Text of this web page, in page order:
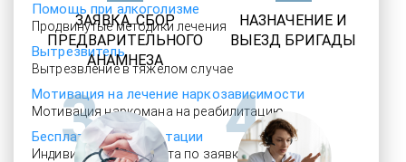
Помощь при алкоголизме
Продвинутые методики лечения
Вытрезвитель
Вытрезвление в тяжелом случае
Мотивация на лечение наркозависимости
Мотивация наркомана на реабилитацию
Бесплатные консультации
Индивидуальная работа по заявке
ЗАЯВКА, СБОР
ПРЕДВАРИТЕЛЬНОГО
АНАМНЕЗА
НАЗНАЧЕНИЕ И
ВЫЕЗД БРИГАДЫ
3 4